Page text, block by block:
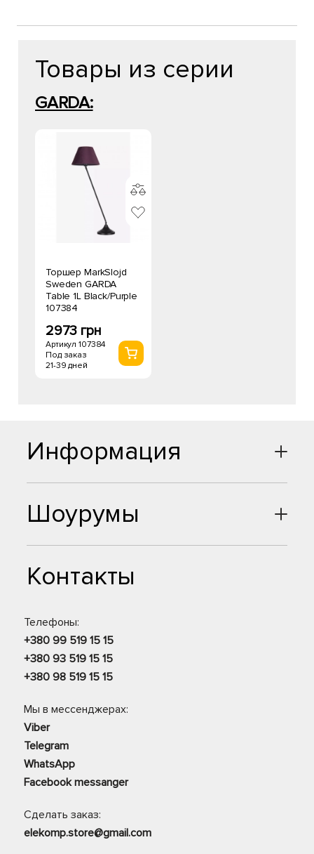
Товары из серии
GARDA:
Торшер MarkSlojd
Sweden GARDA
Table 1L Black/Purple
107384
2973 грн
Артикул 107384
Под заказ
21-39 дней
Шоурумы
Контакты
Телефоны:
+380 99 519 15 15
+380 93 519 15 15
+380 98 519 15 15
Мы в мессенджерах:
Viber
Telegram
WhatsApp
Facebook messanger
Сделать заказ:
elekomp.store@gmail.com
Информация